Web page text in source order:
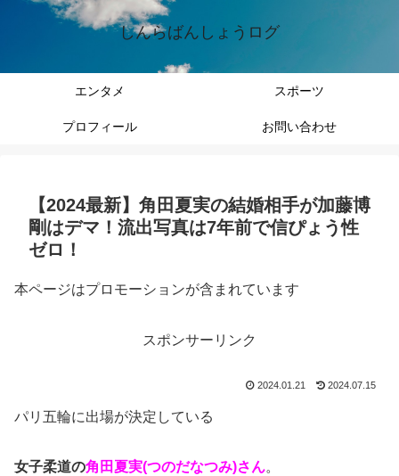
しんらばんしょうログ
エンタメ スポーツ
プロフィール お問い合わせ
【2024最新】角田夏実の結婚相手が加藤博
剛はデマ！流出写真は7年前で信ぴょう性
ゼロ！
本ページはプロモーションが含まれています
スポンサーリンク
2024.01.21 2024.07.15
パリ五輪に出場が決定している
女子柔道の角田夏実(つのだなつみ)さん。